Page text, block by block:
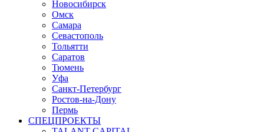
Новосибирск
Омск
Самара
Севастополь
Тольятти
Саратов
Тюмень
Уфа
Санкт-Петербург
Ростов-на-Дону
Пермь
СПЕЦПРОЕКТЫ